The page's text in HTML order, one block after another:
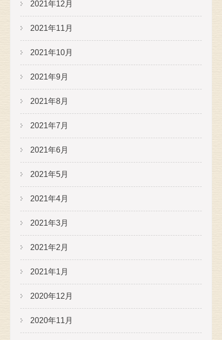
2021年12月
2021年11月
2021年10月
2021年9月
2021年8月
2021年7月
2021年6月
2021年5月
2021年4月
2021年3月
2021年2月
2021年1月
2020年12月
2020年11月